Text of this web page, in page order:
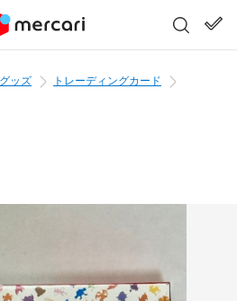
ッズ
トレーディングカード